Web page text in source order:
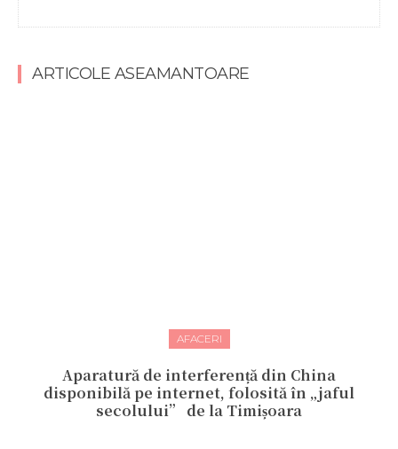
ARTICOLE ASEAMANTOARE
AFACERI
Aparatură de interferență din China
disponibilă pe internet, folosită în „jaful
secolului” de la Timișoara